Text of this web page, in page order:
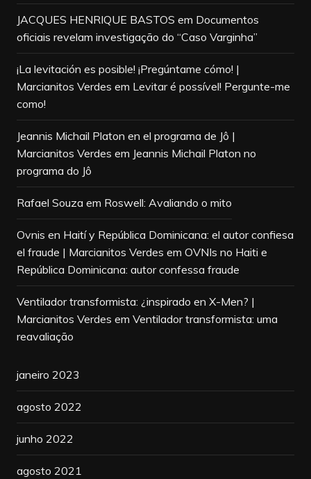
JACQUES HENRIQUE BASTOS em Documentos
oficiais revelam investigação do “Caso Varginha”
¡La levitación es posible! ¡Pregúntame cómo! |
Marcianitos Verdes em Levitar é possível! Pergunte-me
como!
Jeannis Michail Platon en el programa de Jô |
Marcianitos Verdes em Jeannis Michail Platon no
programa do Jô
Rafael Souza em Roswell: Avaliando o mito
Ovnis en Haití y República Dominicana: el autor confiesa
el fraude | Marcianitos Verdes em OVNIs no Haiti e
República Dominicana: autor confessa fraude
Ventilador transformista: ¿inspirado en X-Men? |
Marcianitos Verdes em Ventilador transformista: uma
reavaliação
janeiro 2023
agosto 2022
junho 2022
agosto 2021